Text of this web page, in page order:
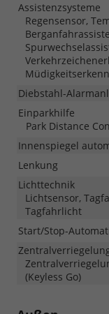
Assistenzsysteme
Regensensor,
Diebstahl-
Einparkhilfe
Park Distance
Innenspiegel
Lenkung
Lichttechnik
Lichtsensor,
Tagfahrlicht
Start/Stop-
(Keyless Go)